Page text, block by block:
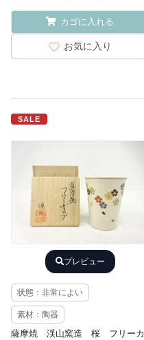
カゴに入れる
お気に入り
SALE
プレビュー
状態：非常によい
素材：陶器
薩摩焼 渓山窯造 桜 フリーカ